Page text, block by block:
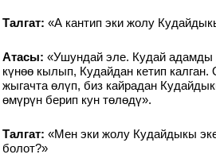
Талгат: «А кантип эки жолу
Атасы: «Ушундай эле. Кудай адамды
күнөө кылып, Кудайдан кетип
жыгачта өлүп, биз кайрадан
өмүрүн берип кун төлөдү».
Талгат: «Мен эки жолу Кудайдыкы
болот?»